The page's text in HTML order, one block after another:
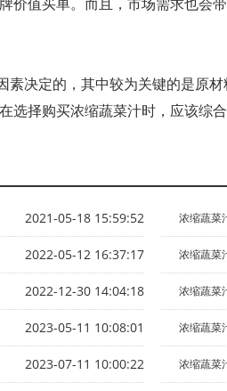
素决定的，其中较为关键的是原
选择购买浓缩蔬菜汁时，应该综
2021-05-18 15:59:52 浓缩蔬菜
2022-05-12 16:37:17 浓缩蔬菜
2022-12-30 14:04:18 浓缩蔬菜
2023-05-11 10:08:01 浓缩蔬菜
2023-07-11 10:00:22 浓缩蔬菜